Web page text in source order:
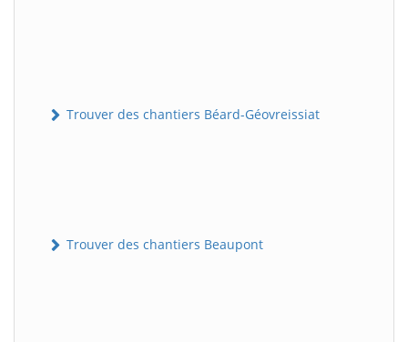
Trouver des chantiers Béard-Géovreissiat
Trouver des chantiers Beaupont